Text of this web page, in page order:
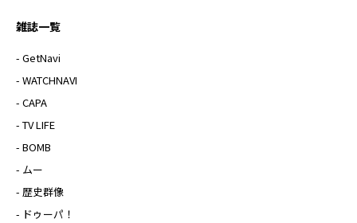
雑誌一覧
- GetNavi
- WATCHNAVI
- CAPA
- TV LIFE
- BOMB
- ムー
- 歴史群像
- ドゥーパ！